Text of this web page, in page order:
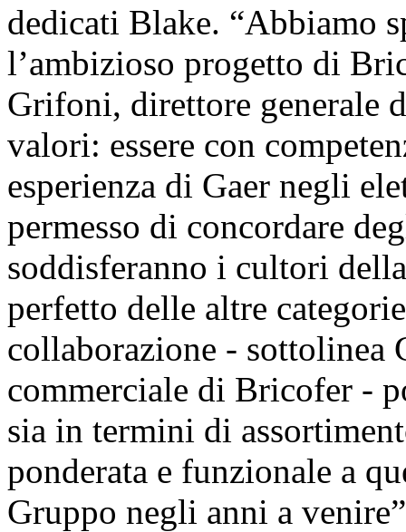
dedicati Blake. “Abbiamo
l’ambizioso progetto di
Grifoni, direttore generale
valori: essere con
esperienza di Gaer negli
permesso di concordare
soddisferanno i cultori
perfetto delle altre
collaborazione - sottolinea
commerciale di Bricofer -
sia in termini di
ponderata e funzionale a
Gruppo negli anni a